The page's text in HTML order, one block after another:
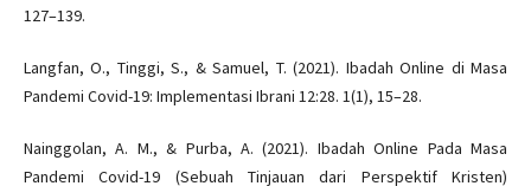
127–139.
Langfan, O., Tinggi, S., & Samuel, T. (2021). Ibadah Online di Masa
Pandemi Covid-19: Implementasi Ibrani 12:28. 1(1), 15–28.
Nainggolan, A. M., & Purba, A. (2021). Ibadah Online Pada Masa
Pandemi Covid-19 (Sebuah Tinjauan dari Perspektif Kristen)